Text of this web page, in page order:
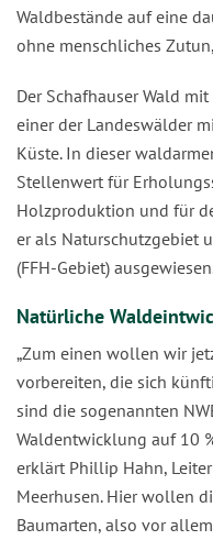
Waldbestände auf eine
ohne menschliches
Der Schafhauser Wald
einer der Landeswälder
Küste. In dieser
Stellenwert für
Holzproduktion und für
er als Naturschutzgebiet
(FFH-Gebiet)
Natürliche
„Zum einen wollen wir
vorbereiten, die sich
sind die sogenannten
Waldentwicklung auf 10
erklärt Phillip Hahn,
Meerhusen. Hier wollen
Baumarten, also vor